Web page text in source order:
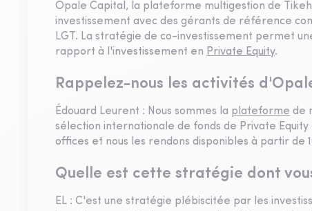
Opale Capital, la plateforme multigestion de
investissement avec des gérants de référence
LGT. La stratégie de co-investissement permet
rapport à l'investissement en Private Equity.
Rappelez-nous les activités
Édouard Leurent : Nous sommes la plateforme de
sélection internationale de fonds de Private
offices et nous les rendons disponibles à partir de
Quelle est cette stratégie dont
EL : C'est une stratégie plébiscitée par les